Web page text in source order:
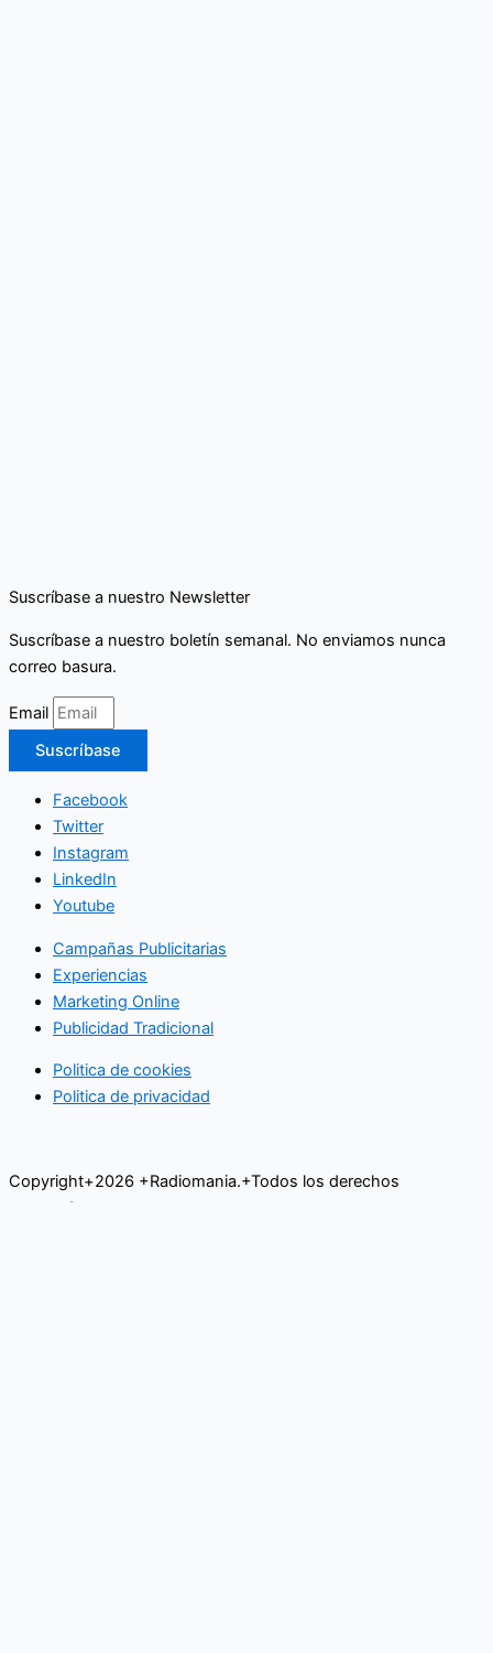
Suscríbase a nuestro Newsletter
Suscríbase a nuestro boletín semanal. No enviamos nunca
correo basura.
Email
Suscríbase
Facebook
Twitter
Instagram
LinkedIn
Youtube
Campañas Publicitarias
Experiencias
Marketing Online
Publicidad Tradicional
Politica de cookies
Politica de privacidad
Copyright+2026 +Radiomania.+Todos los derechos
reservados